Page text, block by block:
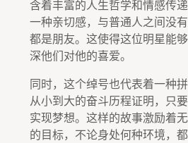
含着丰富的人生哲学和情感传
一种亲切感，与普通人之间没
都是朋友。这使得这位明星能
深他们对他的喜爱。
同时，这个绰号也代表着一种
从小到大的奋斗历程证明，只
实现梦想。这样的故事激励着
的目标，不论身处何种环境，都